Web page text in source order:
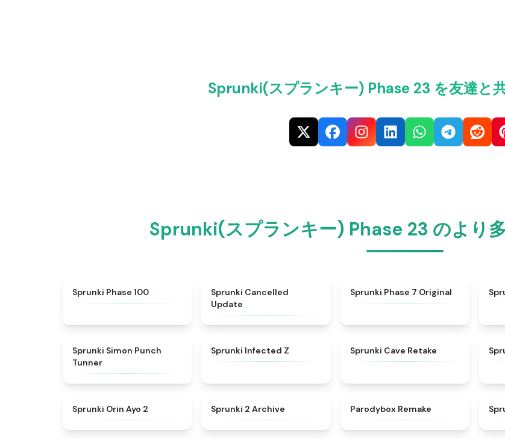
Sprunki(スプランキー) Phase 23 を友達と
Sprunki(スプランキー) Phase 23 のより
Sprunki Phase 100
Sprunki Cancelled
Update
★
Sprunki Phase 7 Original
Sprunki Simon Punch
Tunner
Sprunki Infected Z Sprunki Cave Retake
Sprunki Orin Ayo 2 Sprunki 2 Archive Parodybox Remake